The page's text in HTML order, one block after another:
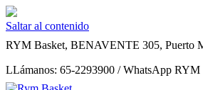
Saltar al contenido
RYM Basket, BENAVENTE 305, Puerto
LLámanos: 65-2293900 / WhatsApp RYM